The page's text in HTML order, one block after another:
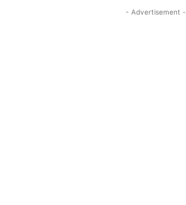
- Advertisement -